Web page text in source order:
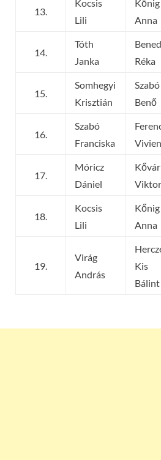
13.
Kocsis
Lili
Kőnig
Anna
14.
Tóth
Janka
Réka
15.
Somhegyi
Krisztián
Szabó
Benő
16.
Szabó
Franciska
Vivien
17.
Móricz
Dániel
Viktor
18.
Kocsis
Lili
Kőnig
Anna
19.
Virág
András
Kis
Bálint